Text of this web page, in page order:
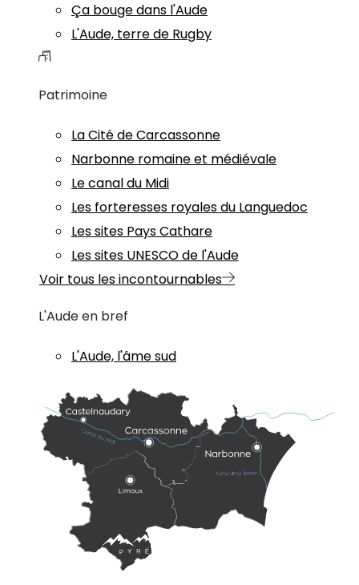
Ça bouge dans l'Aude
L'Aude, terre de Rugby
Patrimoine
La Cité de Carcassonne
Narbonne romaine et médiévale
Le canal du Midi
Les forteresses royales du Languedoc
Les sites Pays Cathare
Les sites UNESCO de l'Aude
Voir tous les incontournables
L'Aude en bref
L'Aude, l'âme sud